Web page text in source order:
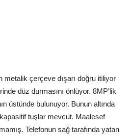
metalik çerçeve dışarı doğru itiliyor
düz durmasını önlüyor. 8MP’lik
üstünde bulunuyor. Bunun altında
tuşlar mevcut. Maalesef
Telefonun sağ tarafında yatan